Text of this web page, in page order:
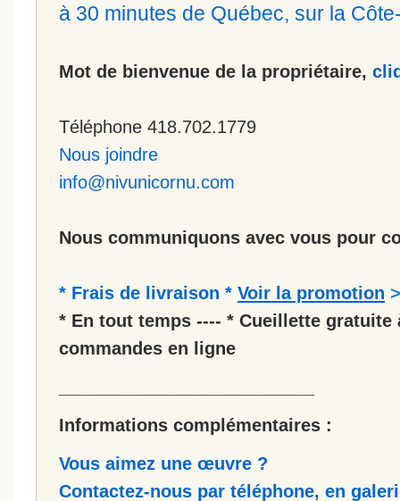
à 30 minutes de Québec, sur la
Mot de bienvenue de la propriétaire,
Téléphone 418.702.1779
Nous joindre
info@nivunicornu.com
Nous communiquons avec vous pour
* Frais de livraison * Voir la promotion >
* En tout temps ---- * Cueillette gratuite
commandes en ligne
Informations complémentaires :
Vous aimez une œuvre ?
Contactez-nous par téléphone, en